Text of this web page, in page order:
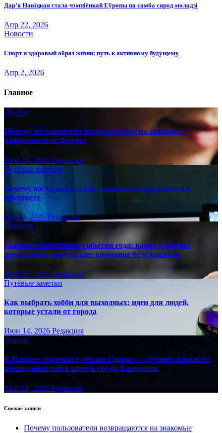
Дар’я Навіцкая стала чэмпіёнкай Еўропы па самба сярод моладзі
Апр 22, 2026
Новости
Спорт и здоровый образ жизни: путь к активному будущему
Апр 2, 2026
Главное
Другое
Почему пользователи возвращаются на знакомые
цифровые платформы
Июл 18, 2026 Редакция
Путёвые заметки
Почему ностальгия стала сильным инструментом в
интернете
Июл 9, 2026 Редакция
Новости
Главные спортивные события года: какие турниры
привлекают наибольшее внимание болельщиков
Июн 30, 2026 Редакция
Путёвые заметки
Как выбрать хобби для выходных: идеи для людей,
которые устали от города
Июн 14, 2026 Редакция
Теннис
В Париже стартовал «Ролан Гаррос» — турнир начался с
неожиданностей и потерь среди фаворитов
Май 24, 2026 Редакция
Свежие записи
Почему пользователи возвращаются на знакомые